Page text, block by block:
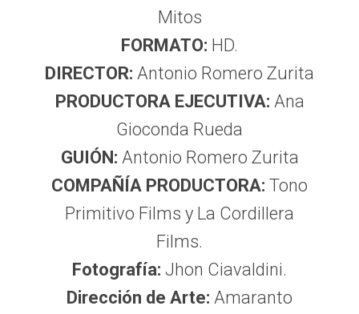
Mitos
FORMATO: HD.
DIRECTOR: Antonio Romero Zurita
PRODUCTORA EJECUTIVA: Ana
Gioconda Rueda
GUIÓN: Antonio Romero Zurita
COMPAÑÍA PRODUCTORA: Tono
Primitivo Films y La Cordillera
Films.
Fotografía: Jhon Ciavaldini.
Dirección de Arte: Amaranto